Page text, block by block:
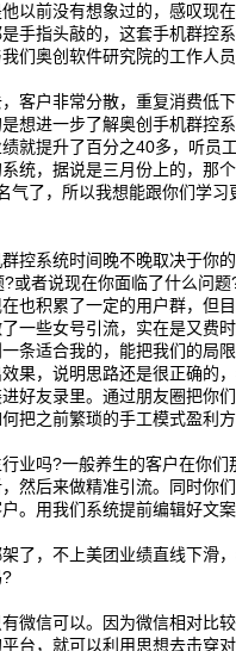
以前没有想象过的，感叹现
手指头敲的，这套手机群控
们奥创软件研究院的工作人
客户非常分散，重复消费低
想进一步了解奥创手机群控
就提升了百分之40多，听员
统，据说是三月份上的，那
了，所以我想能跟你们学习
控系统时间晚不晚取决于你
或者说现在你面临了什么问题
也积累了一定的用户群，但
一些女号引流，实在是又费
条适合我的，能把我们的局限
果，说明思路还是很正确的
好友录里。通过朋友圈把你
把之前繁琐的手工模式盈利
业吗?一般养生的客户在你
然后来做精准引流。同时你
。用我们系统提前编辑好文
了，不上美团业绩直线下滑
微信可以。因为微信相对比
台，就可以利用思想去击穿